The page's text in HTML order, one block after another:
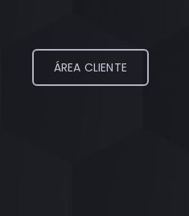
ÁREA CLIENTE